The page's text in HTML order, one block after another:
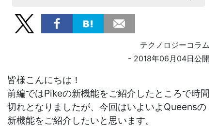
テクノロジーコラム
- 2018年06月04日公開
皆様こんにちは！
前編ではPikeの新機能をご紹介したところで時間
切れとなりましたが、今回はいよいよQueensの
新機能をご紹介したいと思います。